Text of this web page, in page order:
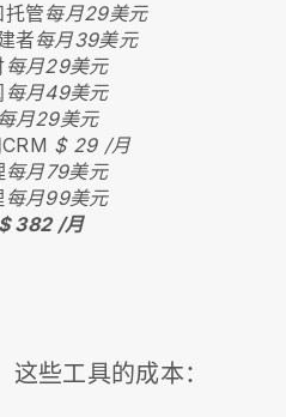
托管每月29美元
者每月39美元
每月29美元
每月49美元
每月29美元
$ 29 /月
每月79美元
每月99美元
$ 382 /月
这些工具的成本：